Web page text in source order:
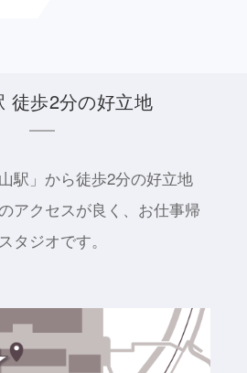
徒歩2分の好立地
駅」から徒歩2分の好立地
アクセスが良く、お仕事帰
タジオです。